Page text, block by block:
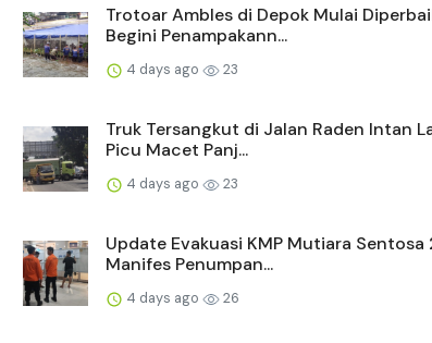
Trotoar Ambles di Depok Mulai
Begini Penampakann...
4 days ago 23
Truk Tersangkut di Jalan Raden Intan
Picu Macet Panj...
4 days ago 23
Update Evakuasi KMP Mutiara Sentosa
Manifes Penumpan...
4 days ago 26